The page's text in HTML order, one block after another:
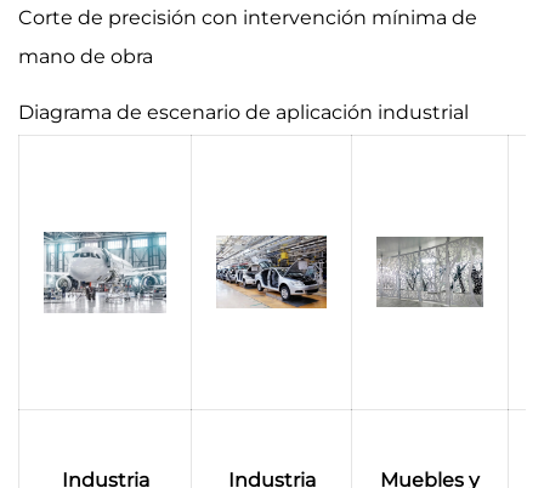
Corte de precisión con intervención mínima de
mano de obra
Diagrama de escenario de aplicación industrial
Industria Industria Muebles y